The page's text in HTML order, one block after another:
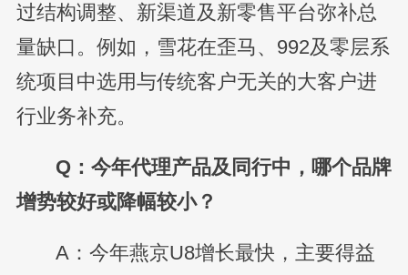
过结构调整、新渠道及新零售平台弥补总
量缺口。例如，雪花在歪马、992及零层系
统项目中选用与传统客户无关的大客户进
行业务补充。
Q：今年代理产品及同行中，哪个品牌
增势较好或降幅较小？
A：今年燕京U8增长最快，主要得益